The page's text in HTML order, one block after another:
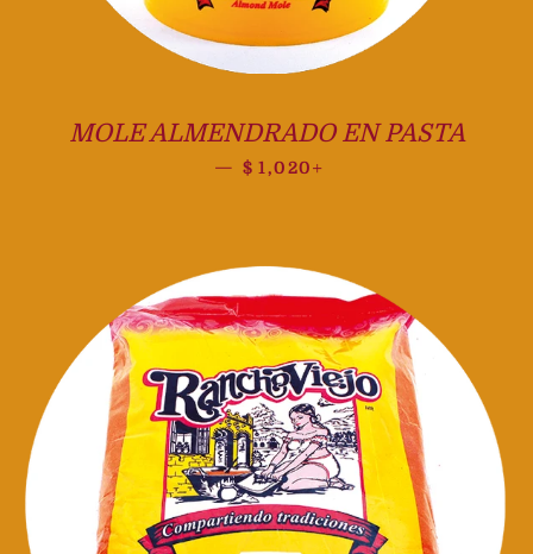
MOLE ALMENDRADO EN PASTA
— Precio habitual
$ 1,020